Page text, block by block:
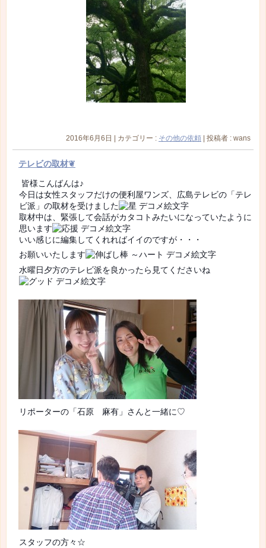
2016年6月6日 カテゴリー : その他の依頼 投稿者 : wans
テレビの取材❦
皆様こんばんは♪
今日は女性スタッフだけの便利屋ワンズ、広島テレビの「テレ
ビ派」の取材を受けました
取材中は、緊張して会話がカタコトみたいになっていたように
思います
いい感じに編集してくれればイイのですが・・・
お願いいたします
水曜日夕方のテレビ派を良かったら見てくださいね
リポーターの「石原 麻有」さんと一緒に♡
スタッフの方々☆